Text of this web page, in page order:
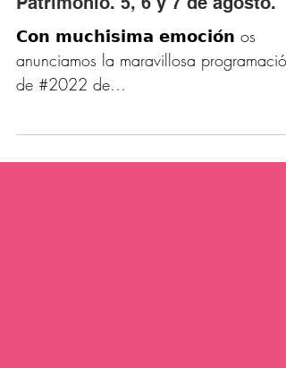
Robledo, Festival de Artes y
Patrimonio. 5, 6 y 7 de agosto.
𝗖𝗼𝗻 𝗺𝘂𝗰𝗵𝗶́𝘀𝗶𝗺𝗮 𝗲𝗺𝗼𝗰𝗶𝗼́𝗻 os
de #2022 de
#DragonesdeRobledoFestivaldeArtesyPatri